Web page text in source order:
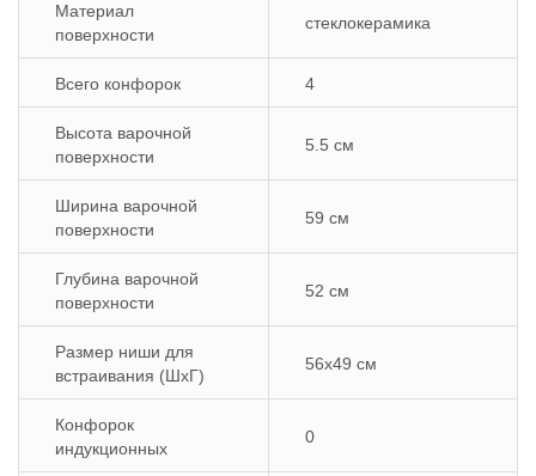
Материал
поверхности
стеклокерамика
Всего конфорок 4
Высота варочной
поверхности
5.5 см
Ширина варочной
поверхности
59 см
Глубина варочной
поверхности
52 см
Размер ниши для
встраивания (ШхГ)
56х49 см
Конфорок
индукционных
0